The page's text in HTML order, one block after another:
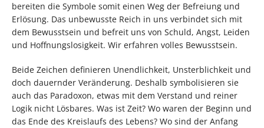
bereiten die Symbole somit einen Weg der Befreiung und
Erlösung. Das unbewusste Reich in uns verbindet sich mit
dem Bewusstsein und befreit uns von Schuld, Angst, Leiden
und Hoffnungslosigkeit. Wir erfahren volles Bewusstsein.
Beide Zeichen definieren Unendlichkeit, Unsterblichkeit und
doch dauernder Veränderung. Deshalb symbolisieren sie
auch das Paradoxon, etwas mit dem Verstand und reiner
Logik nicht Lösbares. Was ist Zeit? Wo waren der Beginn und
das Ende des Kreislaufs des Lebens? Wo sind der Anfang